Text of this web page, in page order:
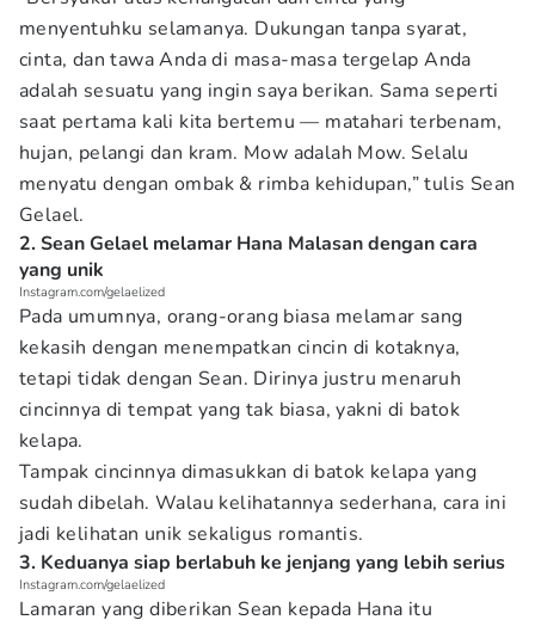
menyentuhku selamanya. Dukungan tanpa syarat,
cinta, dan tawa Anda di masa-masa tergelap Anda
adalah sesuatu yang ingin saya berikan. Sama seperti
saat pertama kali kita bertemu — matahari terbenam,
hujan, pelangi dan kram. Mow adalah Mow. Selalu
menyatu dengan ombak & rimba kehidupan,” tulis Sean
Gelael.
2. Sean Gelael melamar Hana Malasan dengan cara
yang unik
Instagram.com/gelaelized
Pada umumnya, orang-orang biasa melamar sang
kekasih dengan menempatkan cincin di kotaknya,
tetapi tidak dengan Sean. Dirinya justru menaruh
cincinnya di tempat yang tak biasa, yakni di batok
kelapa.
Tampak cincinnya dimasukkan di batok kelapa yang
sudah dibelah. Walau kelihatannya sederhana, cara ini
jadi kelihatan unik sekaligus romantis.
3. Keduanya siap berlabuh ke jenjang yang lebih serius
Instagram.com/gelaelized
Lamaran yang diberikan Sean kepada Hana itu